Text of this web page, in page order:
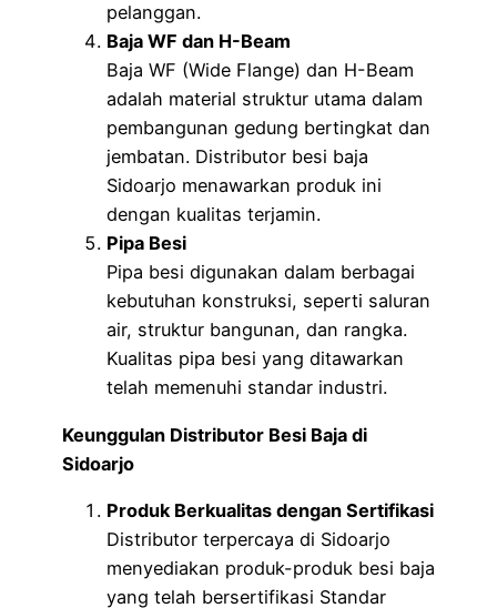
pelanggan.
Baja WF dan H-Beam
Baja WF (Wide Flange) dan H-Beam
adalah material struktur utama dalam
pembangunan gedung bertingkat dan
jembatan. Distributor besi baja
Sidoarjo menawarkan produk ini
dengan kualitas terjamin.
Pipa Besi
Pipa besi digunakan dalam berbagai
kebutuhan konstruksi, seperti saluran
air, struktur bangunan, dan rangka.
Kualitas pipa besi yang ditawarkan
telah memenuhi standar industri.
Keunggulan Distributor Besi Baja di
Sidoarjo
Produk Berkualitas dengan Sertifikasi
Distributor terpercaya di Sidoarjo
menyediakan produk-produk besi baja
yang telah bersertifikasi Standar